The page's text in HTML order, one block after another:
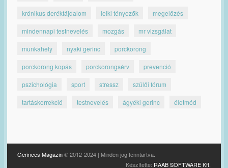
krónikus derékfájdalom lelki tényezők megelőzés
mindennapi testnevelés mozgás mr vizsgálat
munkahely nyaki gerinc porckorong
porckorong kopás porckorongsérv prevenció
pszichológia sport stressz szülői fórum
tartáskorrekció testnevelés ágyéki gerinc életmód
Gerinces Magazin© 2012-2024 | Minden jog fenntartva.
Készítette: RAAB SOFTWARE Kft.